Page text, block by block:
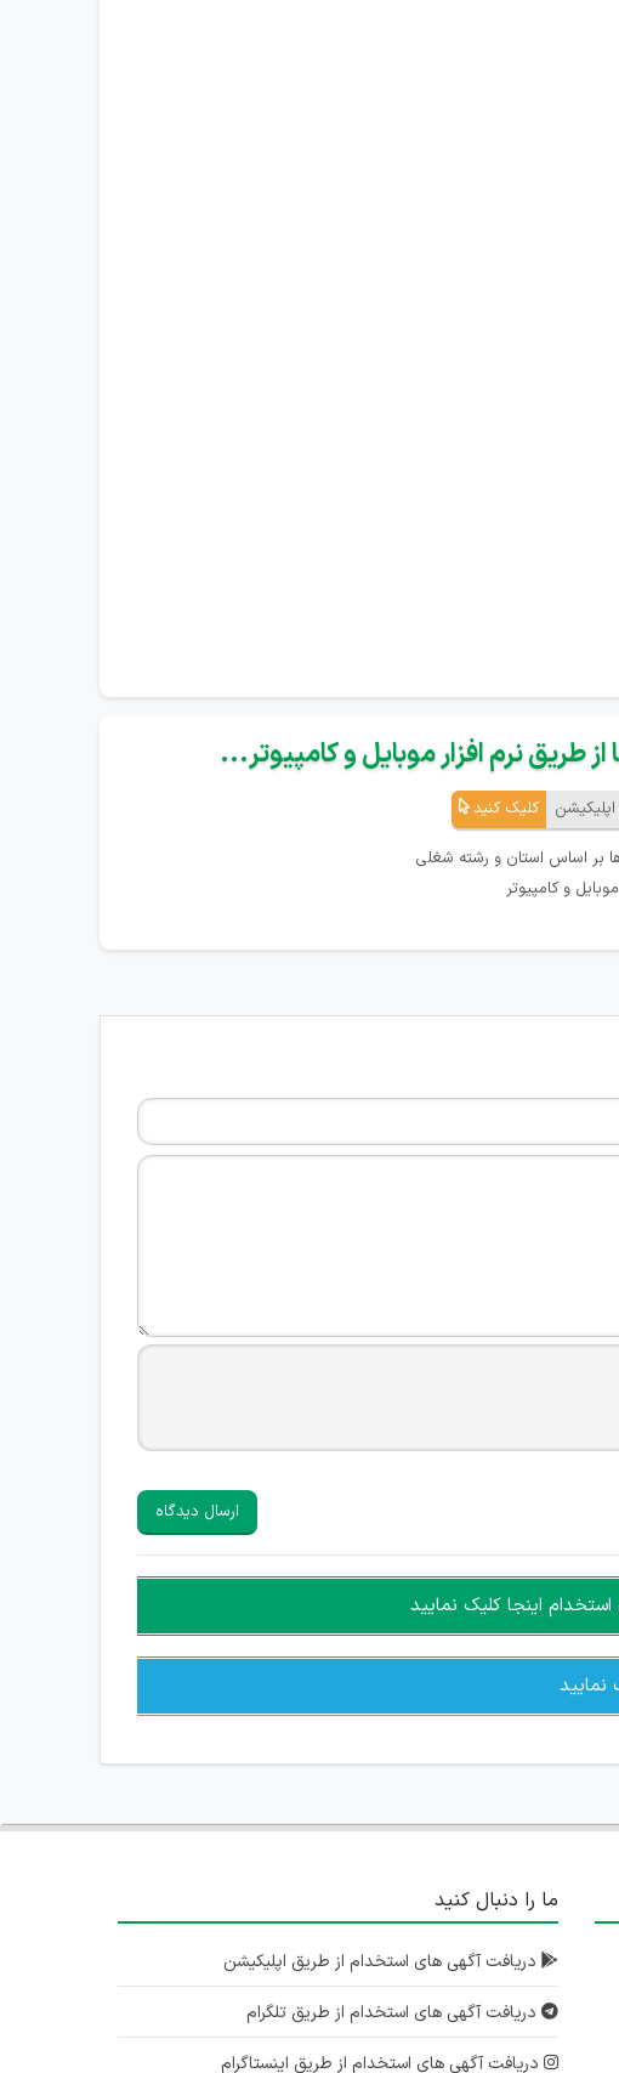
طریق نرم افزار موبایل و کامپیوتر...
کلیک کنید
بر اساس استان و رشته شغلی
و کامپیوتر
ارسال دیدگاه
اینجا کلیک نمایید
ما را دنبال کنید
دریافت آگهی های استخدام از طریق اپلیکیشن
دریافت آگهی های استخدام از طریق تلگرام
دریافت آگهی های استخدام از طریق اینستاگرام